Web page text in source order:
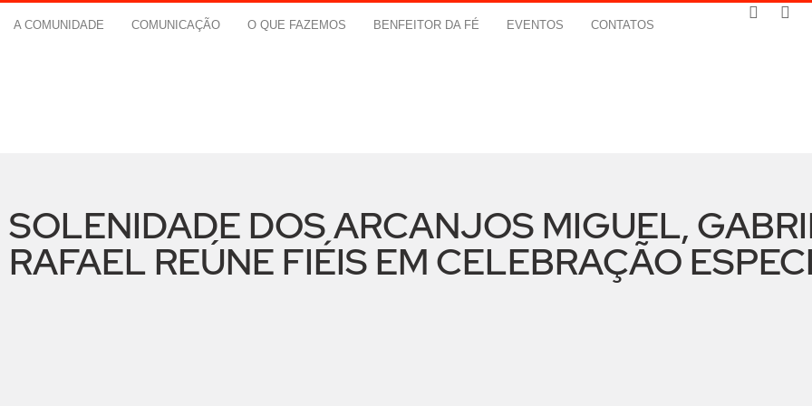
A COMUNIDADE COMUNICAÇÃO O QUE FAZEMOS BENFEITOR DA FÉ EVENTOS CONTATOS
SOLENIDADE DOS ARCANJOS MIGUEL,
RAFAEL REÚNE FIÉIS EM CELEBRAÇÃO